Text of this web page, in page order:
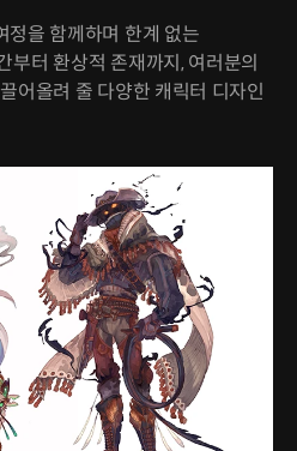
을 함께하며 한계 없는
부터 환상적 존재까지, 여러분의
어올려 줄 다양한 캐릭터 디자인